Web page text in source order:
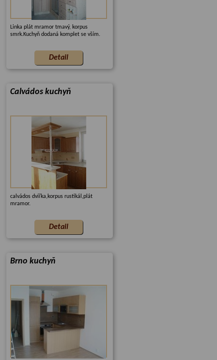
Linka plát mramor tmavý, korpus
smrk.Kuchyň dodaná komplet se vším.
Calvádos kuchyň
calvádos dvířka,korpus rustikál,plát
mramor.
Brno kuchyň